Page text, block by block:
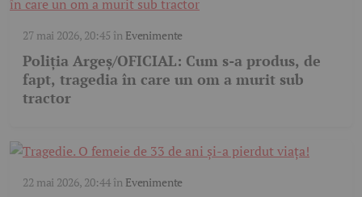
27 mai 2026, 20:45 în Evenimente
Poliția Argeș/OFICIAL: Cum s-a produs, de
fapt, tragedia în care un om a murit sub
tractor
22 mai 2026, 20:44în Evenimente